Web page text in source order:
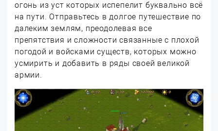
огонь из уст которых испепелит буквально всё
на пути. Отправьтесь в долгое путешествие по
далеким землям, преодолевая все
препятствия и сложности связанные с плохой
погодой и войсками существ, которых можно
усмирить и добавить в ряды своей великой
армии.